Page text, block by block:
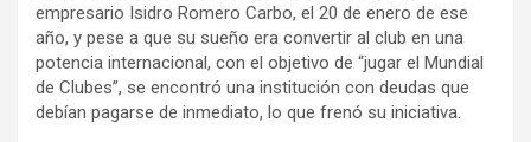
empresario Isidro Romero Carbo, el 20 de enero de ese
año, y pese a que su sueño era convertir al club en una
potencia internacional, con el objetivo de “jugar el Mundial
de Clubes”, se encontró una institución con deudas que
debían pagarse de inmediato, lo que frenó su iniciativa.